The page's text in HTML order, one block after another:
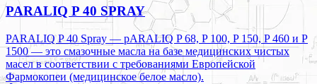
PARALIQ P 40 SPRAY
PARALIQ P 40 Spray — pARALIQ P 68, P 100, P 150, P 460 и P
1500 — это смазочные масла на базе медицинских чистых
масел в соответствии с требованиями Европейской
Фармокопеи (медицинское белое масло).